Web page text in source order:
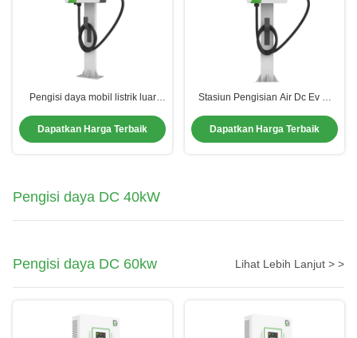
Pengisi daya mobil listrik luar
pengisian listrik rumah DC
Dapatkan Harga Terbaik
Stasiun Pengisian Air Dc Ev Di
Dapatkan Harga Terbaik
Pengisi daya DC 40kW
Pengisi daya DC 60kw Lihat Lebih Lanjut > >